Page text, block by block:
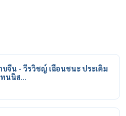
จีน - วีรวิชญ์ เฉือนชนะ ประเดิม
นนิส…